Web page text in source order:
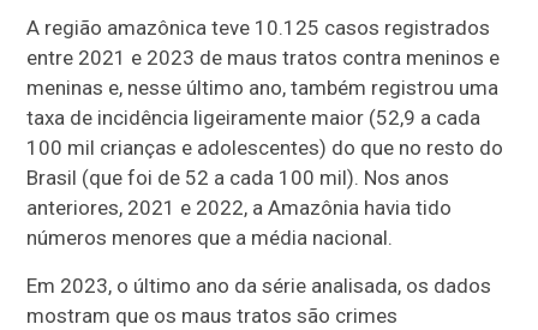
A região amazônica teve 10.125 casos registrados
entre 2021 e 2023 de maus tratos contra meninos e
meninas e, nesse último ano, também registrou uma
taxa de incidência ligeiramente maior (52,9 a cada
100 mil crianças e adolescentes) do que no resto do
Brasil (que foi de 52 a cada 100 mil). Nos anos
anteriores, 2021 e 2022, a Amazônia havia tido
números menores que a média nacional.
Em 2023, o último ano da série analisada, os dados
mostram que os maus tratos são crimes